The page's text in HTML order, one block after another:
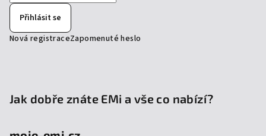
Přihlásit se
Nová registraceZapomenuté heslo
Jak dobře znáte EMi a vše co nabízí?